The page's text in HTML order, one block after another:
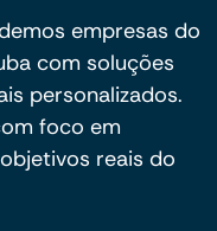
empresas do
com soluções
personalizados.
foco em
reais do